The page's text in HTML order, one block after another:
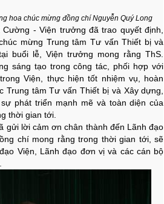
hoa chúc mừng đồng chí Nguyễn Quý Long
- Viện trưởng đã trao quyết định,
mừng Trung tâm Tư vấn Thiết bị và
buổi lễ, Viện trưởng mong rằng ThS.
sáng tạo trong công tác, phối hợp với
Viện, thực hiện tốt nhiệm vụ, hoàn
tâm Tư vấn Thiết bị và Xây dựng,
phát triển mạnh mẽ và toàn diện của
thời gian tới.
gửi lời cảm ơn chân thành đến Lãnh đạo
chí mong rằng trong thời gian tới, sẽ
Viện, Lãnh đạo đơn vị và các cán bộ